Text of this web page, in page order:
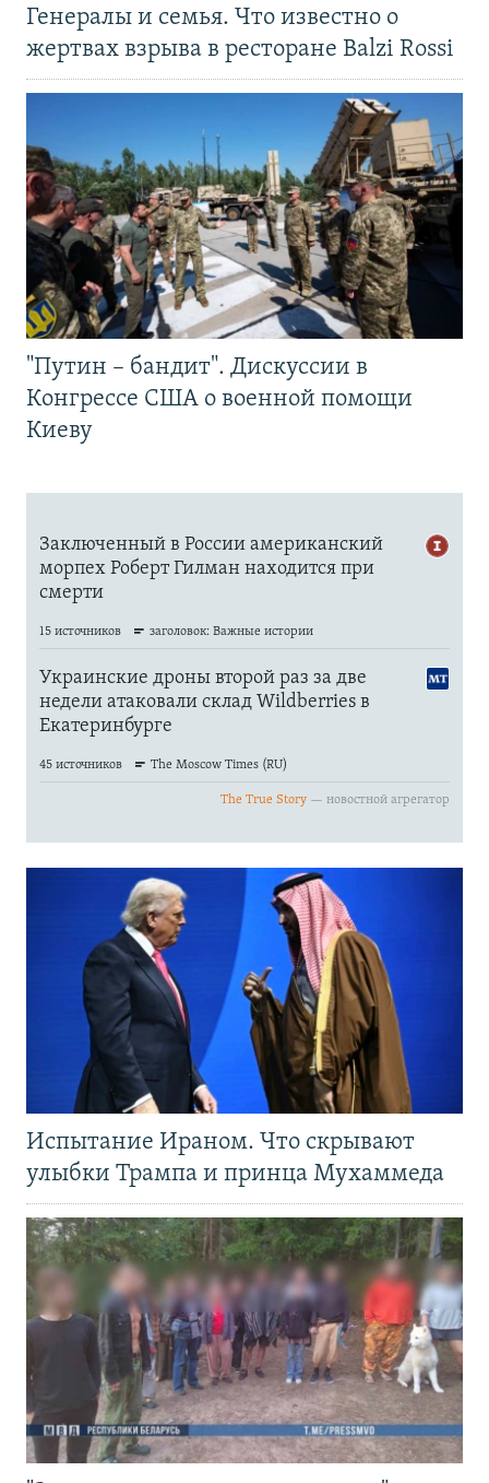
Генералы и семья. Что известно о
жертвах взрыва в ресторане Balzi Rossi
"Путин – бандит". Дискуссии в
Конгрессе США о военной помощи
Киеву
Испытание Ираном. Что скрывают
улыбки Трампа и принца Мухаммеда